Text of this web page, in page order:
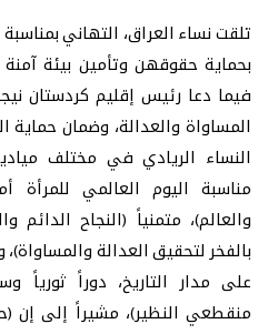
تلقت نساء العراق، التهاني
بحماية حقوقهن وتأمين بيئة
فيما دعا رئيس إقليم كردستان
المساواة والعدالة، وضمان حماية
النساء الريادي في مختلف
مناسبة اليوم العالمي للمرأة
والعالم)، متمنياً (النجاح
بالفخر لتحقيق العدالة
على مدار التاريخ، دوراً ثورياً
منقطعي النظير)، مشيراً إلى إن